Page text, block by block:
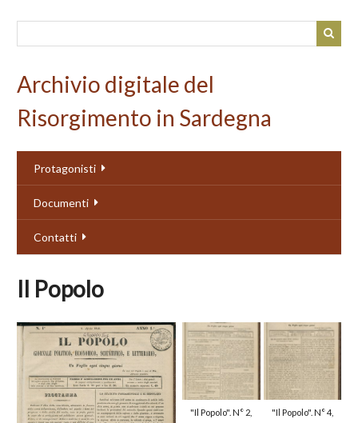
Archivio digitale del
Risorgimento in Sardegna
Protagonisti
Documenti
Contatti
Il Popolo
"Il Popolo". N° 2,
"Il Popolo". N° 4,